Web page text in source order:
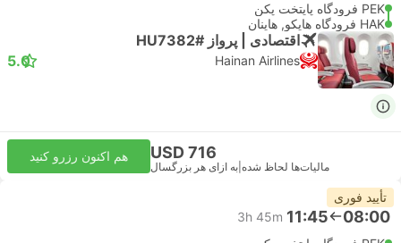
PEK فرودگاه پایتخت پکن
HAK فرودگاه هایکو, هاینان
اقتصادی | پرواز #HU7382
Hainan Airlines
5.0
USD 716
مالیات‌ها لحاظ شده به ازای هر بزرگسال
هم اکنون رزرو کنید
تأیید فوری
08:00
11:45
3h 45m